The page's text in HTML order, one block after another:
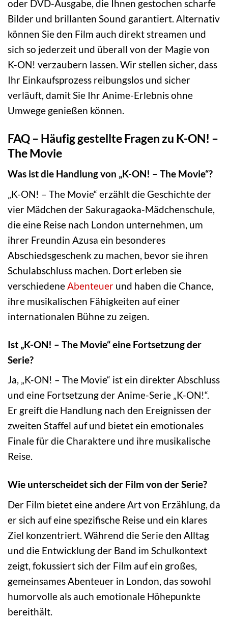
oder DVD-Ausgabe, die Ihnen gestochen scharfe
Bilder und brillanten Sound garantiert. Alternativ
können Sie den Film auch direkt streamen und
sich so jederzeit und überall von der Magie von
K-ON! verzaubern lassen. Wir stellen sicher, dass
Ihr Einkaufsprozess reibungslos und sicher
verläuft, damit Sie Ihr Anime-Erlebnis ohne
Umwege genießen können.
FAQ – Häufig gestellte Fragen zu K-ON! –
The Movie
Was ist die Handlung von „K-ON! – The Movie“?
„K-ON! – The Movie“ erzählt die Geschichte der
vier Mädchen der Sakuragaoka-Mädchenschule,
die eine Reise nach London unternehmen, um
ihrer Freundin Azusa ein besonderes
Abschiedsgeschenk zu machen, bevor sie ihren
Schulabschluss machen. Dort erleben sie
verschiedeneAbenteuer und haben die Chance,
ihre musikalischen Fähigkeiten auf einer
internationalen Bühne zu zeigen.
Ist „K-ON! – The Movie“ eine Fortsetzung der
Serie?
Ja, „K-ON! – The Movie“ ist ein direkter Abschluss
und eine Fortsetzung der Anime-Serie „K-ON!“.
Er greift die Handlung nach den Ereignissen der
zweiten Staffel auf und bietet ein emotionales
Finale für die Charaktere und ihre musikalische
Reise.
Wie unterscheidet sich der Film von der Serie?
Der Film bietet eine andere Art von Erzählung, da
er sich auf eine spezifische Reise und ein klares
Ziel konzentriert. Während die Serie den Alltag
und die Entwicklung der Band im Schulkontext
zeigt, fokussiert sich der Film auf ein großes,
gemeinsames Abenteuer in London, das sowohl
humorvolle als auch emotionale Höhepunkte
bereithält.